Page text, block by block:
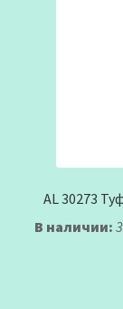
AL 30273
В наличии: